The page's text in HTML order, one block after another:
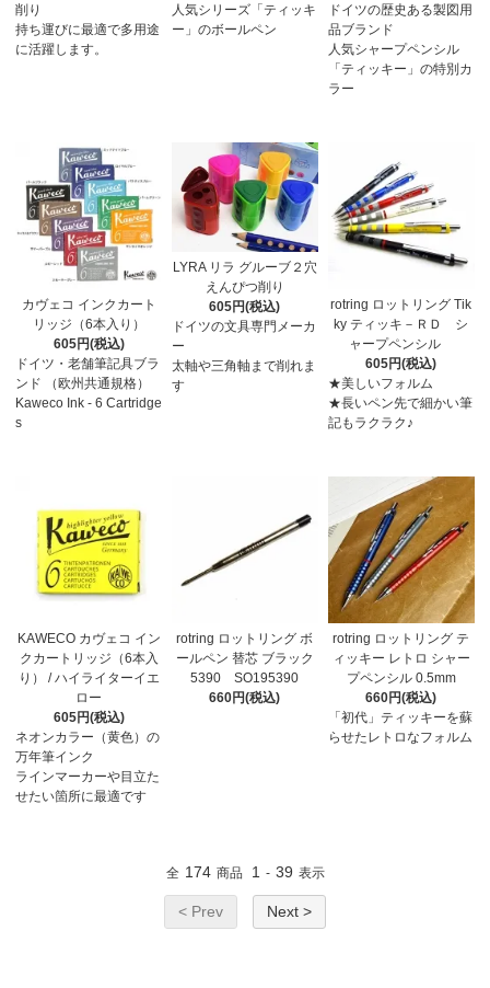
削り
持ち運びに最適で多用途
に活躍します。
人気シリーズ「ティッキ
ー」のボールペン
ドイツの歴史ある製図用
品ブランド
人気シャープペンシル
「ティッキー」の特別カ
ラー
カヴェコ インクカート
リッジ（6本入り）
605円(税込)
ドイツ・老舗筆記具ブラ
ンド （欧州共通規格）
Kaweco Ink - 6 Cartridge
s
LYRA リラ グルーブ２穴
えんぴつ削り
605円(税込)
ドイツの文具専門メーカ
ー
太軸や三角軸まで削れま
す
rotring ロットリング Tik
ky ティッキ－ＲＤ シ
ャープペンシル
605円(税込)
★美しいフォルム
★長いペン先で細かい筆
記もラクラク♪
KAWECO カヴェコ イン
クカートリッジ（6本入
り） / ハイライターイエ
ロー
605円(税込)
ネオンカラー（黄色）の
万年筆インク
ラインマーカーや目立た
せたい箇所に最適です
rotring ロットリング ボ
ールペン 替芯 ブラック
5390 SO195390
660円(税込)
rotring ロットリング テ
ィッキー レトロ シャー
プペンシル 0.5mm
660円(税込)
「初代」ティッキーを蘇
らせたレトロなフォルム
全 174 商品 1 - 39 表示
< Prev Next >